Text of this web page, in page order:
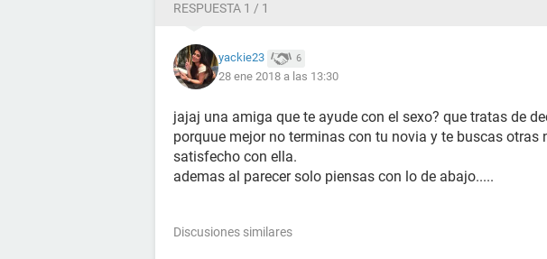
RESPUESTA 1 / 1
yackie23 6
28 ene 2018 a las 13:30
jajaj una amiga que te ayude con el sexo? que tratas de
porquue mejor no terminas con tu novia y te buscas otras
satisfecho con ella.
ademas al parecer solo piensas con lo de abajo.....
Discusiones similares